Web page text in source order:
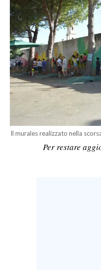
CRONACA
ITALIA
MONDO
POLITICA
ECONOMIA
SERVIZI ALLE IMPRESE
LAVORO
Il murales realizzato nella
Per restare